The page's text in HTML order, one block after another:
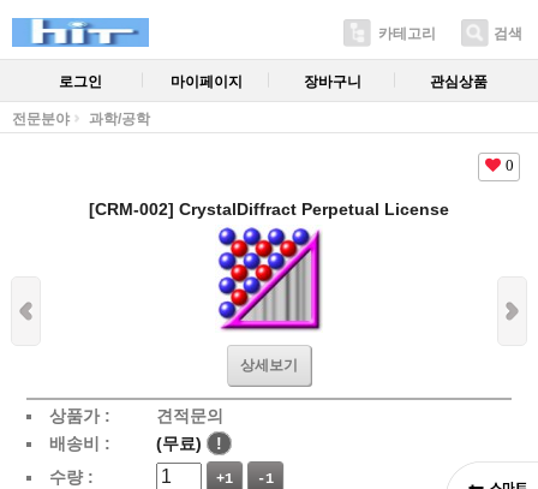
카테고리 검색
로그인 마이페이지 장바구니 관심상품
전문분야 과학/공학
0
[CRM-002] CrystalDiffract Perpetual License
상세보기
상품가 :
견적문의
배송비 :
(무료)
!
수량 :
+1 -1